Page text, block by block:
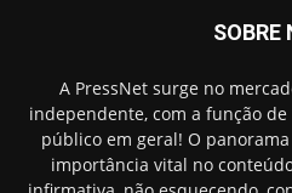
SOBRE
A PressNet surge no
independente, com a função
público em geral! O
importância vital no